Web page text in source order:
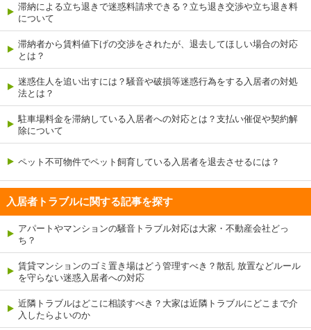
滞納による立ち退きで迷惑料請求できる？立ち退き交渉や立ち退き料
について
滞納者から賃料値下げの交渉をされたが、退去してほしい場合の対応
とは？
迷惑住人を追い出すには？騒音や破損等迷惑行為をする入居者の対処
法とは？
駐車場料金を滞納している入居者への対応とは？支払い催促や契約解
除について
ペット不可物件でペット飼育している入居者を退去させるには？
入居者トラブルに関する記事を探す
アパートやマンションの騒音トラブル対応は大家・不動産会社どっ
ち？
賃貸マンションのゴミ置き場はどう管理すべき？散乱 放置などルール
を守らない迷惑入居者への対応
近隣トラブルはどこに相談すべき？大家は近隣トラブルにどこまで介
入したらよいのか